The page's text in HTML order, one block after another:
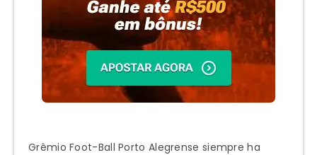
Grêmio Foot-Ball Porto Alegrense siempre ha